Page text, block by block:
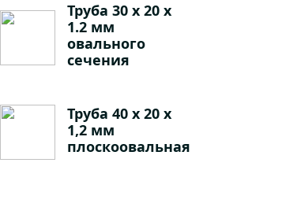
Труба 30 х 20 х
1.2 мм
овального
сечения
Труба 40 х 20 х
1,2 мм
плоскоовальная